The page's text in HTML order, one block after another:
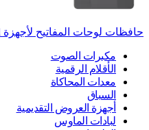
حافظات لوحات المفاتيح لأجهزة ‏iPad
مكبرات الصوت
الأقلام الرقمية
معدات المحاكاة
السباق
أجهزة العروض التقديمية
لبادات الماوس